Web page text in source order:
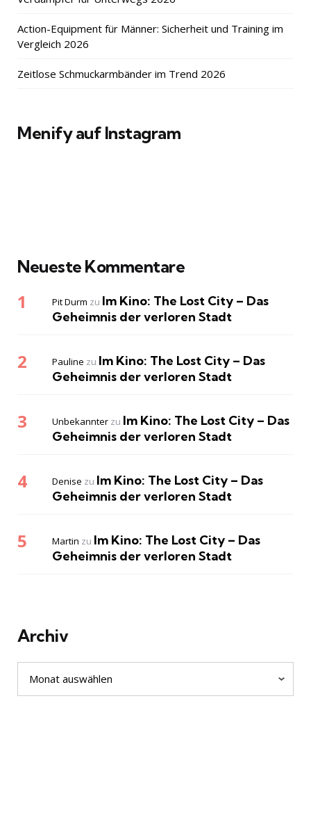
Action-Equipment für Männer: Sicherheit und Training im
Vergleich 2026
Zeitlose Schmuckarmbänder im Trend 2026
Menify auf Instagram
Neueste Kommentare
Pit Durm zu Im Kino: The Lost City – Das
Geheimnis der verloren Stadt
Pauline zu Im Kino: The Lost City – Das
Geheimnis der verloren Stadt
Unbekannter zu Im Kino: The Lost City – Das
Geheimnis der verloren Stadt
Denise zu Im Kino: The Lost City – Das
Geheimnis der verloren Stadt
Martin zu Im Kino: The Lost City – Das
Geheimnis der verloren Stadt
Archiv
Archiv